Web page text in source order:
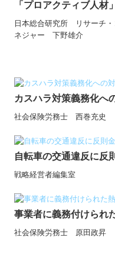
「プロアクティブ人材
日本総合研究所 リサーチ・
ネジャー 下野雄介
カスハラ対策義務化へ
社会保険労務士 西巻充史
自転車の交通違反に反
戦略経営者編集室
事業者に義務付けられ
社会保険労務士 原田政昇